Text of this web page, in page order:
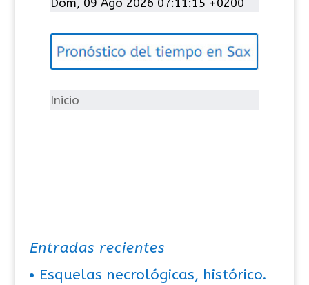
g
íInicio
Entradas recientes
Esquelas necrológicas, histórico.